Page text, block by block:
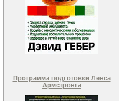
Программа подготовки Ленса
Армстронга